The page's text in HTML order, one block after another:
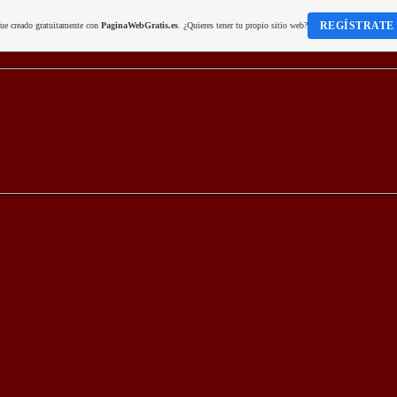
creado gratuitamente con PaginaWebGratis.es. ¿Quieres tener tu propio sitio web? REGÍSTRATE